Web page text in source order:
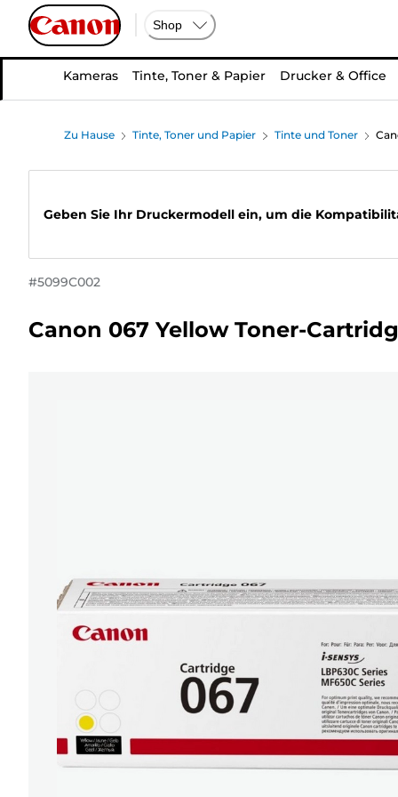
Shop
Kameras Tinte, Toner & Papier Drucker & Office
Zu Hause Tinte, Toner und Papier Tinte und Toner
Geben Sie Ihr Druckermodell ein, um die
#5099C002
Canon 067 Yellow Toner-